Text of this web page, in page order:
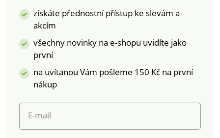
získáte přednostní přístup ke slevám a
akcím
všechny novinky na e-shopu uvidíte jako
první
na uvítanou Vám pošleme 150 Kč na první
nákup
E-mail